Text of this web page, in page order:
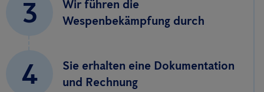
3
Wir führen die
Wespenbekämpfung durch
4
Sie erhalten eine Dokumentation
und Rechnung